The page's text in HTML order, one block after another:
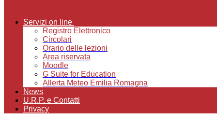
Servizi on line
Registro Elettronico
Circolari
Orario delle lezioni
Area riservata
Moodle
G Suite for Education
Allerta Meteo Emilia Romagna
News
U.R.P. e Contatti
Privacy